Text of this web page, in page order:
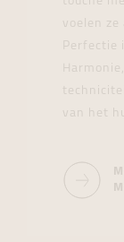
voelen
van het